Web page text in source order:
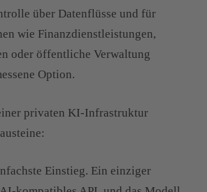
über Datenflüsse und für
wie Finanzdienstleistungen,
oder öffentliche Verwaltung
Option.
privaten KI-Infrastruktur
Einstieg. Ein einziger